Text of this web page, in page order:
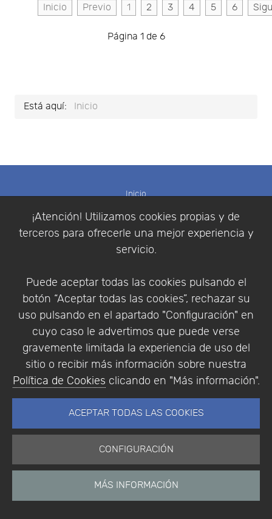
¡Atención! Utilizamos cookies propias y de
terceros para ofrecerle una mejor experiencia y
servicio.
Puede aceptar todas las cookies pulsando el
botón “Aceptar todas las cookies”, rechazar su
uso pulsando en el apartado "Configuración" en
cuyo caso le advertimos que puede verse
gravemente limitada la experiencia de uso del
sitio o recibir más información sobre nuestra
Política de Cookies clicando en "Más información".
ACEPTAR TODAS LAS COOKIES
CONFIGURACIÓN
MÁS INFORMACIÓN
Inicio Previo 1 2 3 4 5 6
Página 1 de 6
Está aquí: Inicio
Inicio
Etiquetas
Productos
Soporte
Cesta
Calendario
Eventos
Eventos pasados
Colaboradores
Addlink e-News
Archivo e-News
Software Científico